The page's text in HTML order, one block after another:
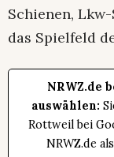
Schienen,
das Spielfeld
NRWZ.de
auswählen:
Rottweil bei
NRWZ.de